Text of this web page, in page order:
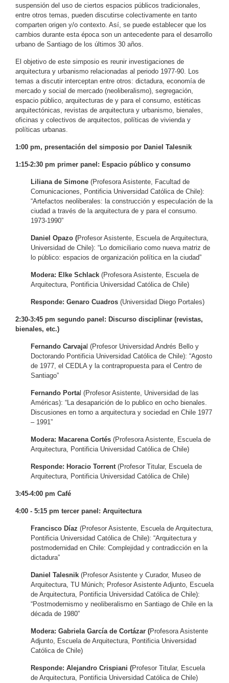
suspensión del uso de ciertos espacios públicos tradicionales,
entre otros temas, pueden discutirse colectivamente en tanto
comparten origen y/o contexto. Así, se puede establecer que los
cambios durante esta época son un antecedente para el desarrollo
urbano de Santiago de los últimos 30 años.
El objetivo de este simposio es reunir investigaciones de
arquitectura y urbanismo relacionadas al periodo 1977-90. Los
temas a discutir interceptan entre otros: dictadura, economía de
mercado y social de mercado (neoliberalismo), segregación,
espacio público, arquitecturas de y para el consumo, estéticas
arquitectónicas, revistas de arquitectura y urbanismo, bienales,
oficinas y colectivos de arquitectos, políticas de vivienda y
políticas urbanas.
1:00 pm, presentación del simposio por Daniel Talesnik
1:15-2:30 pm primer panel: Espacio público y consumo
Liliana de Simone (Profesora Asistente, Facultad de
Comunicaciones, Pontificia Universidad Católica de Chile):
“Artefactos neoliberales: la construcción y especulación de la
ciudad a través de la arquitectura de y para el consumo.
1973-1990”
Daniel Opazo (Profesor Asistente, Escuela de Arquitectura,
Universidad de Chile): “Lo domiciliario como nueva matriz de
lo público: espacios de organización política en la ciudad”
Modera: Elke Schlack (Profesora Asistente, Escuela de
Arquitectura, Pontificia Universidad Católica de Chile)
Responde: Genaro Cuadros (Universidad Diego Portales)
2:30-3:45 pm segundo panel: Discurso disciplinar (revistas,
bienales, etc.)
Fernando Carvaja l (Profesor Universidad Andrés Bello y
Doctorando Pontificia Universidad Católica de Chile): “Agosto
de 1977, el CEDLA y la contrapropuesta para el Centro de
Santiago”
Fernando Porta l (Profesor Asistente, Universidad de las
Américas): “La desaparición de lo publico en ocho bienales.
Discusiones en torno a arquitectura y sociedad en Chile 1977
– 1991”
Modera: Macarena Cortés (Profesora Asistente, Escuela de
Arquitectura, Pontificia Universidad Católica de Chile)
Responde: Horacio Torrent (Profesor Titular, Escuela de
Arquitectura, Pontificia Universidad Católica de Chile)
3:45-4:00 pm Café
4:00 - 5:15 pm tercer panel: Arquitectura
Francisco Díaz (Profesor Asistente, Escuela de Arquitectura,
Pontificia Universidad Católica de Chile): “Arquitectura y
postmodernidad en Chile: Complejidad y contradicción en la
dictadura”
Daniel Talesnik (Profesor Asistente y Curador, Museo de
Arquitectura, TU Múnich; Profesor Asistente Adjunto, Escuela
de Arquitectura, Pontificia Universidad Católica de Chile):
“Postmodernismo y neoliberalismo en Santiago de Chile en la
década de 1980”
Modera: Gabriela García de Cortázar (Profesora Asistente
Adjunto, Escuela de Arquitectura, Pontificia Universidad
Católica de Chile)
Responde: Alejandro Crispiani (Profesor Titular, Escuela
de Arquitectura, Pontificia Universidad Católica de Chile)